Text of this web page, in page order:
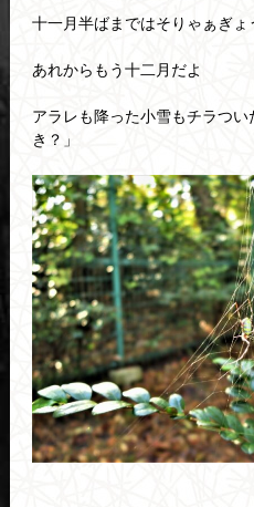
十一月半ばまではそりゃぁぎょ
あれからもう十二月だよ
アラレも降った小雪もチラつ
き？」